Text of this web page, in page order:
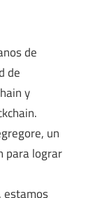
de
de
y
un
para lograr
estamos